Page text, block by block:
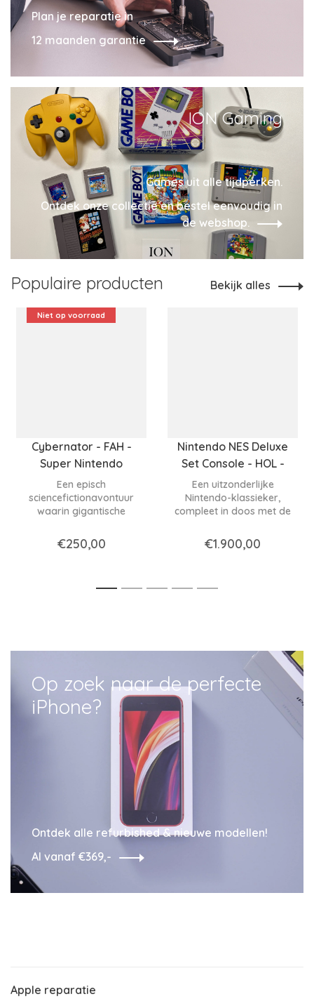
Plan je reparatie in
12 maanden garantie
ION Gaming
Games uit alle tijdperken.
Ontdek onze collectie en bestel eenvoudig in
de webshop.
Populaire producten Bekijk alles
Niet op voorraad
Cybernator - FAH -
Super Nintendo
Een episch
sciencefictionavontuur
waarin gigantische
gevechten en een
meeslepend
klassieker.
€250,00
Nintendo NES Deluxe
Set Console - HOL -
Nintendo NES
Een uitzonderlijke
Nintendo-klassieker,
compleet in doos met de
nostalgie en
verzamelwaarde perfect
€1.900,00
1 2 3 4 5
Op zoek naar de perfecte
iPhone?
Ontdek alle refurbished & nieuwe modellen!
Al vanaf €369,-
Apple reparatie